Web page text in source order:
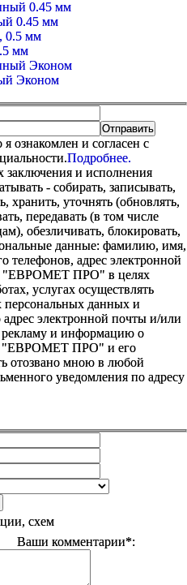
0.45 мм
мм
Эконом
ознакомлен и согласен с
Подробнее.
и исполнения
- собирать, записывать,
хранить, уточнять (обновлять,
передавать (в том числе
обезличивать, блокировать,
данные: фамилию, имя,
телефонов, адрес электронной
"ЕВРОМЕТ ПРО" в целях
услугах осуществлять
персональных данных и
электронной почты и/или
рекламу и информацию о
"ЕВРОМЕТ ПРО" и его
отозвано мною в любой
уведомления по адресу
схем
Ваши комментарии*: